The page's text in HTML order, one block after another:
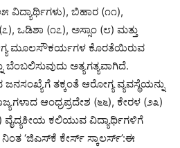
ವಿದ್ಯಾರ್ಥಿಗಳು), ಬಿಹಾರ (೧೧),
ಒಡಿಶಾ (೧೭), ಅಸ್ಸಾಂ (೮) ಮತ್ತು
ಮೂಲಸೌಕರ್ಯಗಳ ಕೊರತೆಯಿರುವ
ಬೆಂಬಲಿಸುವುದು ಅತ್ಯಗತ್ಯವಾಗಿದೆ.
ತಕ್ಕಂತೆ ಆರೋಗ್ಯ ವ್ಯವಸ್ಥೆಯನ್ನು
ಆಂಧ್ರಪ್ರದೇಶ (೬೬), ಕೇರಳ (೨೩)
ವೈದ್ಯಕೀಯ ಕಲಿಯುವ ವಿದ್ಯಾರ್ಥಿಗಳಿಗೆ
‘ಜಿಎಸ್‌ಕೆ ಕೇರ್ಸ್ ಸ್ಕಾಲರ್ಸ್’:ಈ